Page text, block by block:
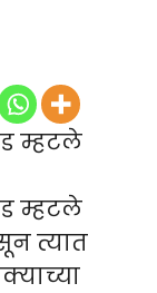
म्हटले
म्हटले
त्यात